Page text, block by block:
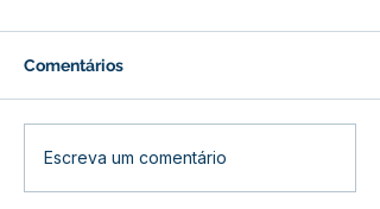
Prefeitura inicia
Comentários
Escreva um comentário